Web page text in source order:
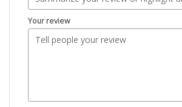
Your review